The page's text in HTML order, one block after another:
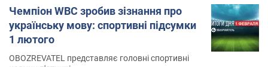
Чемпіон WBC зробив зізнання про
українську мову: спортивні підсумки
1 лютого
OBOZREVATEL представляє головні спортивні